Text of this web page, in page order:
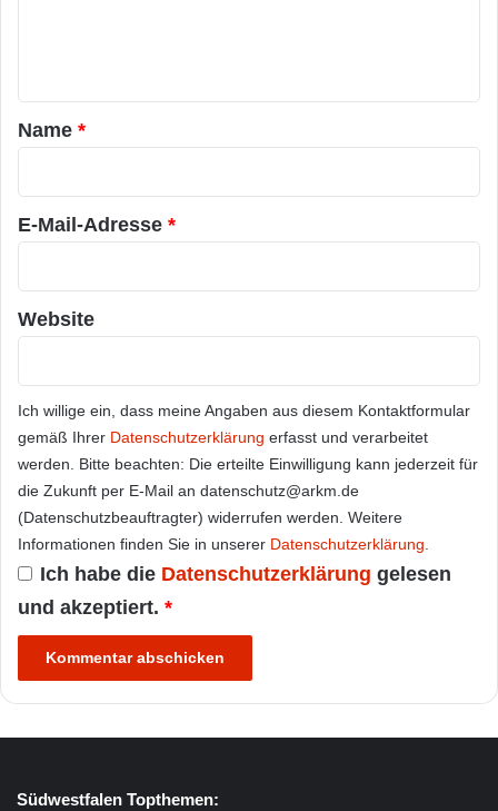
a
r
*
Name *
E-Mail-Adresse *
Website
Ich willige ein, dass meine Angaben aus diesem Kontaktformular
gemäß Ihrer Datenschutzerklärung erfasst und verarbeitet
werden. Bitte beachten: Die erteilte Einwilligung kann jederzeit für
die Zukunft per E-Mail an datenschutz@arkm.de
(Datenschutzbeauftragter) widerrufen werden. Weitere
Informationen finden Sie in unserer Datenschutzerklärung
Ich habe die Datenschutzerklärung gelesen
und akzeptiert. *
Südwestfalen Topthemen: